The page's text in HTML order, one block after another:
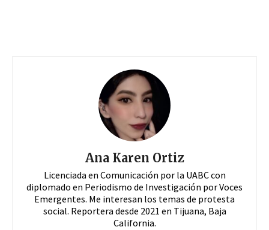
Ana Karen Ortiz
Licenciada en Comunicación por la UABC con
diplomado en Periodismo de Investigación por Voces
Emergentes. Me interesan los temas de protesta
social. Reportera desde 2021 en Tijuana, Baja
California.